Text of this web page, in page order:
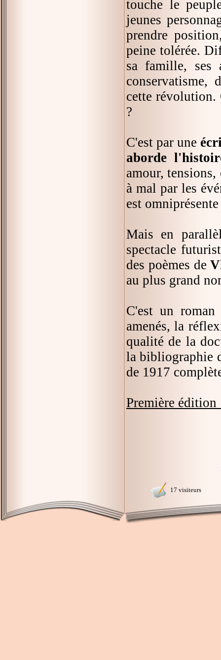
touche le
jeunes
prendre
peine tolérée.
sa famille, ses
conservatisme,
cette révolution.
?
C'est par une
aborde
amour,
à mal par les
est
Mais en
spectacle
des poèmes de
au plus grand
C'est un
amenés, la
qualité de la
la bibliographie
de 1917
Première édition
17 visiteurs